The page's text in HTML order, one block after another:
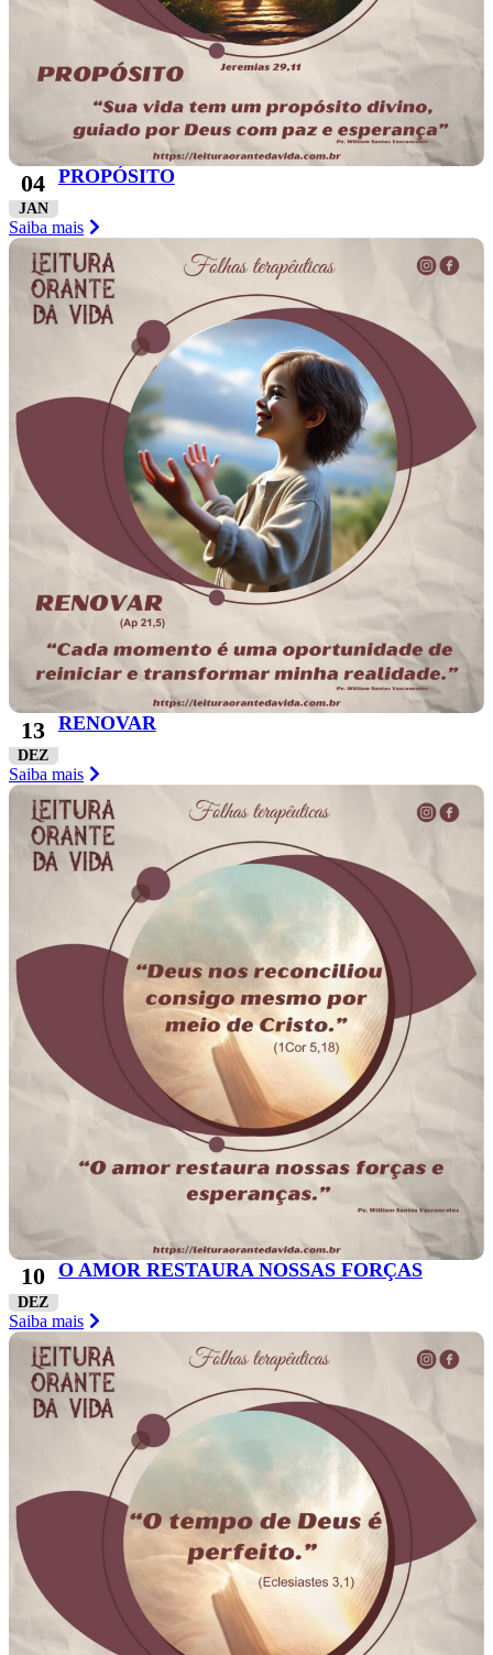
04
JAN
PROPÓSITO
Saiba mais
13
DEZ
RENOVAR
Saiba mais
10
DEZ
O AMOR RESTAURA NOSSAS FORÇAS
Saiba mais